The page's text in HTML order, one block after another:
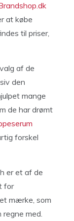
at købe
til priser,
af de
den
mange
de har drømt
forskel
er et af de
for
mærke, som
med.